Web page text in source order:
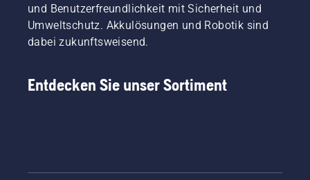
und Benutzerfreundlichkeit mit Sicherheit und
Umweltschutz. Akkulösungen und Robotik sind
dabei zukunftsweisend.
Entdecken Sie unser Sortiment